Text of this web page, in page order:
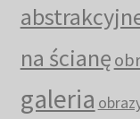
na ścianę
galeria